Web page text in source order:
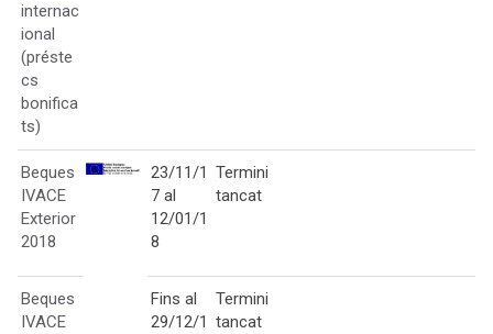
internac
ional
(préste
cs
bonifica
ts)
Beques
IVACE
Exterior
2018
23/11/1
7 al
12/01/1
8
Termini
tancat
Beques
IVACE
Fins al
29/12/1
Termini
tancat